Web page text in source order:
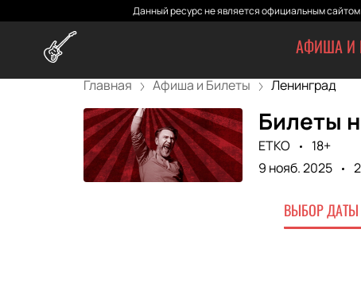
Данный ресурс не является официальным
АФИША И
Главная Афиша и Билеты Ленинград
Билеты
ETKO
18+
9 нояб. 2025
ВЫБОР ДАТЫ